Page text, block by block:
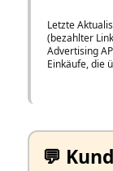
Letzte
(bezahlter
Advertising
Einkäufe, die
💬